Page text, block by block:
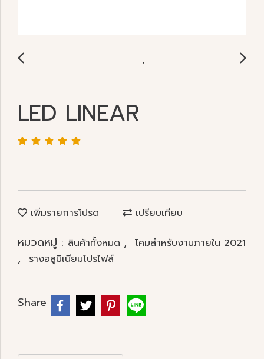
LED LINEAR
เพิ่มรายการโปรด เปรียบเทียบ
หมวดหมู่ : สินค้าทั้งหมด , โคมสำหรับงานภายใน 2021
, รางอลูมิเนียมโปรไฟล์
Share